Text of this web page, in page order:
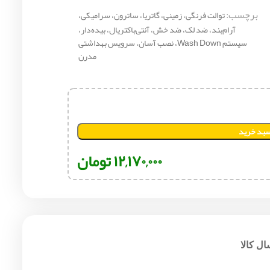
برچسب:توالت فرنگی، زمینی، گاتریا، ساترون، سرامیکی،
آرام‌بند، ضد لک، ضد خش، آنتی‌باکتریال، بیده‌دار،
سیستم Wash Down، نصب آسان، سرویس بهداشتی
مدرن
خرید
۱۲,۱۷۰,۰۰۰تومان
کالا